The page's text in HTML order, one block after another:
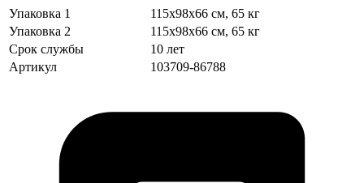
Упаковка 1
115x98x66 см, 65 кг
Упаковка 2
115x98x66 см, 65 кг
Срок службы
10 лет
Артикул
103709-86788